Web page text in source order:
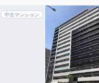
中古マンション